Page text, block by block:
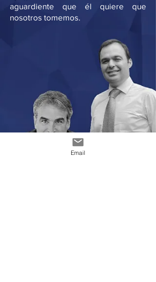
aguardiente que él quiere que
nosotros tomemos.
Email